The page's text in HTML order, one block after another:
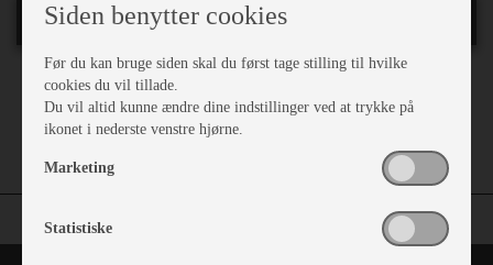
Telttilbehør
A-mål cm.: 875
Teltstænger: Kan tilkøbes
Dybde cm.: 250
Siden benytter cookies
Før du kan bruge siden skal du først tage stilling til hvilke
cookies du vil tillade.
Du vil altid kunne ændre dine indstillinger ved at trykke på
ikonet i nederste venstre hjørne.
Marketing
Statistiske